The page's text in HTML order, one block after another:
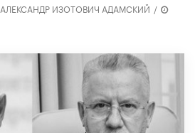
АЛЕКСАНДР ИЗОТОВИЧ АДАМСКИЙ /